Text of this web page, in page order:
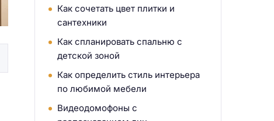
Как сочетать цвет плитки и
сантехники
Как спланировать спальню с
детской зоной
Как определить стиль интерьера
по любимой мебели
Видеодомофоны с